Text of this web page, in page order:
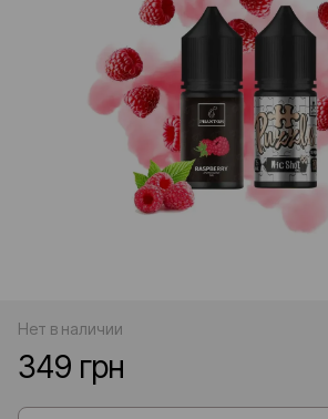
Нет в наличии
349 грн